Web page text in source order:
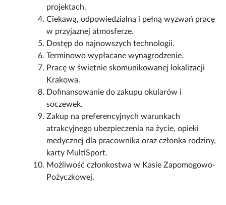
projektach.
Ciekawą, odpowiedzialną i pełną wyzwań pracę
w przyjaznej atmosferze.
Dostęp do najnowszych technologii.
Terminowo wypłacane wynagrodzenie.
Pracę w świetnie skomunikowanej lokalizacji
Krakowa.
Dofinansowanie do zakupu okularów i
soczewek.
Zakup na preferencyjnych warunkach
atrakcyjnego ubezpieczenia na życie, opieki
medycznej dla pracownika oraz członka rodziny,
karty MultiSport.
Możliwość członkostwa w Kasie Zapomogowo-
Pożyczkowej.